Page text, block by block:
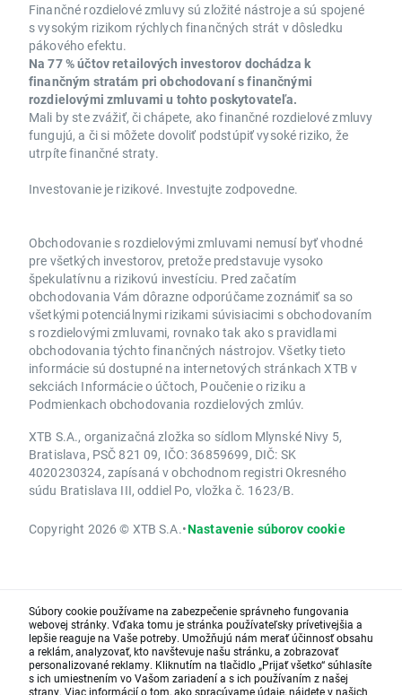
Finančné rozdielové zmluvy sú zložité nástroje a sú spojené
s vysokým rizikom rýchlych finančných strát v dôsledku
pákového efektu.
Na 77 % účtov retailových investorov dochádza k
finančným stratám pri obchodovaní s finančnými
rozdielovými zmluvami u tohto poskytovateľa.
Mali by ste zvážiť, či chápete, ako finančné rozdielové zmluvy
fungujú, a či si môžete dovoliť podstúpiť vysoké riziko, že
utrpíte finančné straty.
Investovanie je rizikové. Investujte zodpovedne.
Obchodovanie s rozdielovými zmluvami nemusí byť vhodné
pre všetkých investorov, pretože predstavuje vysoko
špekulatívnu a rizikovú investíciu. Pred začatím
obchodovania Vám dôrazne odporúčame zoznámiť sa so
všetkými potenciálnymi rizikami súvisiacimi s obchodovaním
s rozdielovými zmluvami, rovnako tak ako s pravidlami
obchodovania týchto finančných nástrojov. Všetky tieto
informácie sú dostupné na internetových stránkach XTB v
sekciách Informácie o účtoch, Poučenie o riziku a
Podmienkach obchodovania rozdielových zmlúv.
XTB S.A., organizačná zložka so sídlom Mlynské Nivy 5,
Bratislava, PSČ 821 09, IČO: 36859699, DIČ: SK
4020230324, zapísaná v obchodnom registri Okresného
súdu Bratislava III, oddiel Po, vložka č. 1623/B.
Copyright 2026 © XTB S.A.•Nastavenie súborov cookie
Súbory cookie používame na zabezpečenie správneho fungovania
webovej stránky. Vďaka tomu je stránka používateľsky prívetivejšia a
lepšie reaguje na Vaše potreby. Umožňujú nám merať účinnosť obsahu
a reklám, analyzovať, kto navštevuje našu stránku, a zobrazovať
personalizované reklamy. Kliknutím na tlačidlo „Prijať všetko“ súhlasíte
s ich umiestnením vo Vašom zariadení a s ich používaním z našej
strany. Viac informácií o tom, ako spracúvame údaje, nájdete v našich